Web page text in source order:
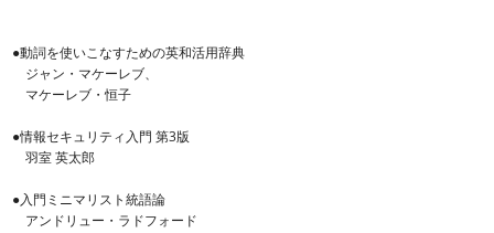
●動詞を使いこなすための英和活用辞典
ジャン・マケーレブ、
マケーレブ・恒子
●情報セキュリティ入門 第3版
羽室 英太郎
●入門ミニマリスト統語論
アンドリュー・ラドフォード